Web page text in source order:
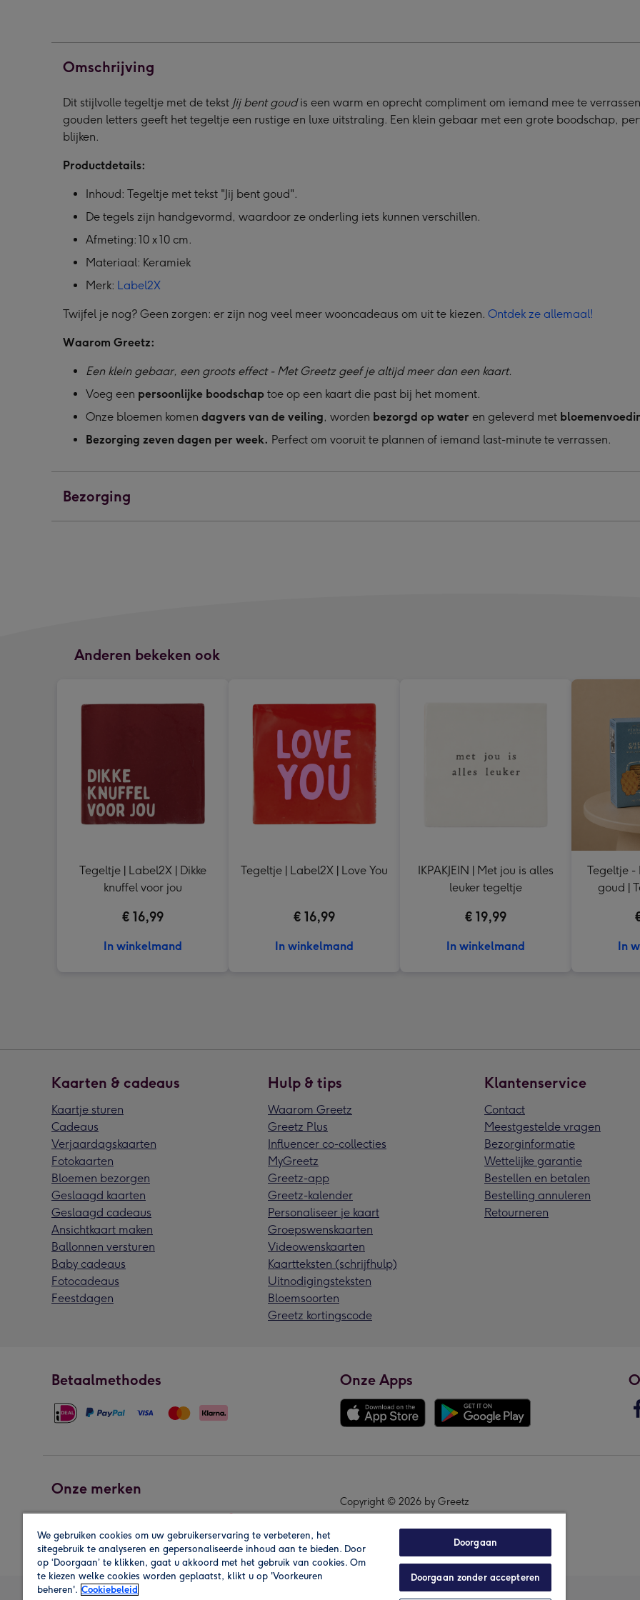
bent
afbeelding
bent
Omschrijving
Dit stijlvolle tegeltje met de tekst Jij bent goudis een warm en oprecht compliment om iemand mee te
gouden letters geeft het tegeltje een rustige en luxe uitstraling. Een klein gebaar met een grote boodschap,
blijken.
Productdetails:
Inhoud: Tegeltje met tekst "Jij bent goud".
De tegels zijn handgevormd, waardoor ze onderling iets kunnen verschillen.
Afmeting: 10 x 10 cm.
Materiaal: Keramiek
Merk: Label2X
Twijfel je nog? Geen zorgen: er zijn nog veel meer wooncadeaus om uit te kiezen. Ontdek ze allemaal!
Waarom Greetz:
Een klein gebaar, een groots effect - Met Greetz geef je altijd meer dan een kaart.
Voeg een persoonlijke boodschap toe op een kaart die past bij het moment.
Onze bloemen komen dagvers van de veiling, worden bezorgd op water en geleverd met
Bezorging zeven dagen per week. Perfect om vooruit te plannen of iemand last-minute te verrassen.
Bezorging
Anderen bekeken ook
Tegeltje | Label2X | Dikke
knuffel voor jou
€ 16,99
In winkelmand
Tegeltje | Label2X | Love You
€ 16,99
In winkelmand
IKPAKJEIN | Met jou is alles
leuker tegeltje
€ 19,99
In winkelmand
Tegeltje - Label2X - Jij bent
goud |
In
Kaarten & cadeaus
Kaartje sturen
Cadeaus
Verjaardagskaarten
Fotokaarten
Bloemen bezorgen
Geslaagd kaarten
Geslaagd cadeaus
Ansichtkaart maken
Ballonnen versturen
Baby cadeaus
Fotocadeaus
Feestdagen
Hulp & tips
Waarom Greetz
Greetz Plus
Influencer co-collecties
MyGreetz
Greetz-app
Greetz-kalender
Personaliseer je kaart
Groepswenskaarten
Videowenskaarten
Kaartteksten (schrijfhulp)
Uitnodigingsteksten
Bloemsoorten
Greetz kortingscode
Klantenservice
Contact
Meestgestelde vragen
Bezorginformatie
Wettelijke garantie
Bestellen en betalen
Bestelling annuleren
Retourneren
Betaalmethodes Onze Apps
Onze merken
Copyright © 2026 by Greetz
We gebruiken cookies om uw gebruikerservaring te verbeteren, het
sitegebruik te analyseren en gepersonaliseerde inhoud aan te bieden. Door
op ‘Doorgaan’ te klikken, gaat u akkoord met het gebruik van cookies. Om
te kiezen welke cookies worden geplaatst, klikt u op 'Voorkeuren
beheren'. Cookiebeleid
Doorgaan
Doorgaan zonder accepteren